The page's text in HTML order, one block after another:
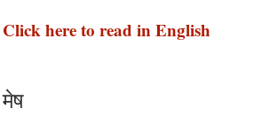
Click here to read in English
मेष